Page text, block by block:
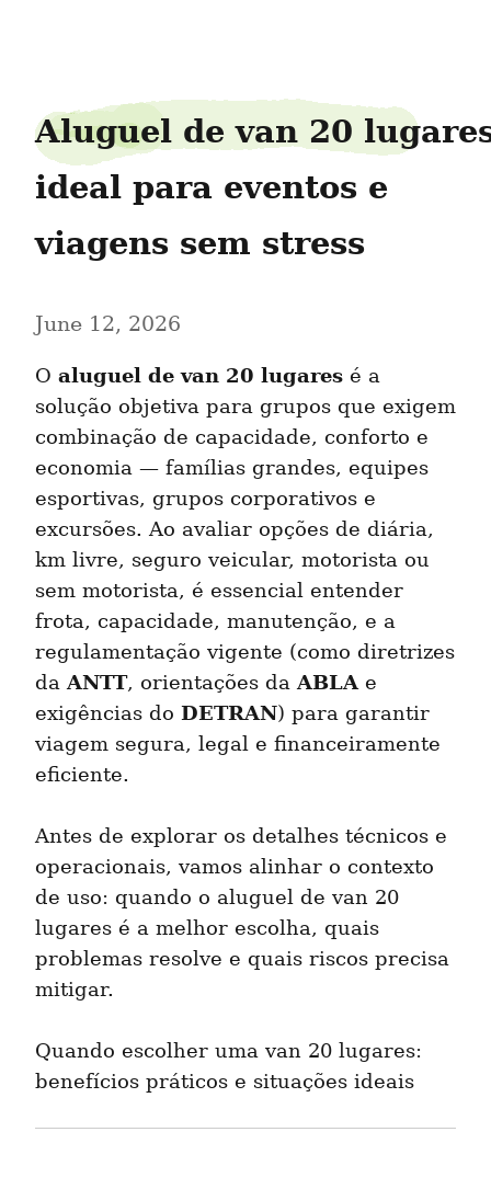
Aluguel de van 20
ideal para eventos e
viagens sem stress
June 12, 2026
O aluguel de van 20 lugares é a
solução objetiva para grupos que exigem
combinação de capacidade, conforto e
economia — famílias grandes, equipes
esportivas, grupos corporativos e
excursões. Ao avaliar opções de diária,
km livre, seguro veicular, motorista ou
sem motorista, é essencial entender
frota, capacidade, manutenção, e a
regulamentação vigente (como diretrizes
da ANTT, orientações da ABLA e
exigências do DETRAN) para garantir
viagem segura, legal e financeiramente
eficiente.
Antes de explorar os detalhes técnicos e
operacionais, vamos alinhar o contexto
de uso: quando o aluguel de van 20
lugares é a melhor escolha, quais
problemas resolve e quais riscos precisa
mitigar.
Quando escolher uma van 20 lugares:
benefícios práticos e situações ideais